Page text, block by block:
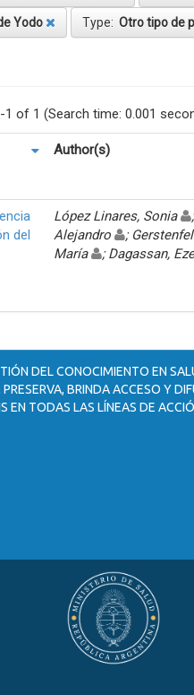
Yodo Type: Otro tipo de
1 of 1 (Search time: 0.001
Author(s)
del
López Linares, Sonia
Alejandro
;
María
; Dagassan,
DEL CONOCIMIENTO EN
BRINDA ACCESO Y
EN TODAS LAS LÍNEAS DE